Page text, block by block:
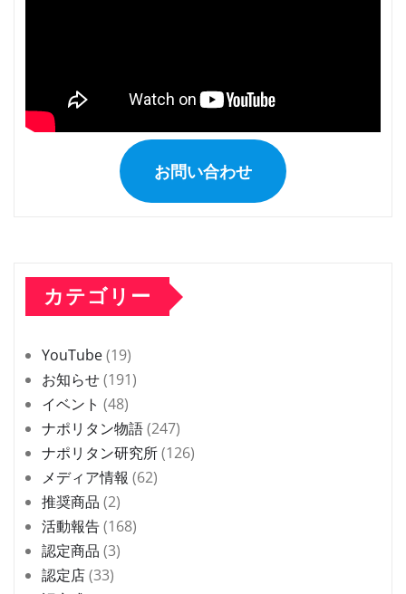
お問い合わせ
カテゴリー
YouTube(19)
お知らせ(191)
イベント (48)
ナポリタン物語(247)
ナポリタン研究所(126)
メディア情報 (62)
推奨商品 (2)
活動報告(168)
認定商品 (3)
認定店(33)